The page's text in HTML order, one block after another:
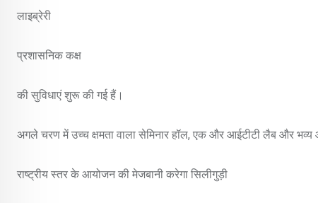
लाइब्रेरी
प्रशासनिक कक्ष
की सुविधाएं शुरू की गई हैं।
अगले चरण में उच्च क्षमता वाला सेमिनार हॉल, एक और आईटीटी लैब और भव्य
राष्ट्रीय स्तर के आयोजन की मेजबानी करेगा सिलीगुड़ी